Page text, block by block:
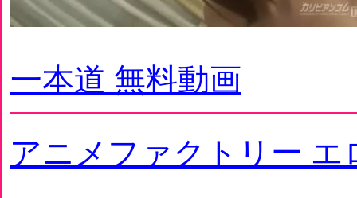
一本道 無料動画
アニメファクトリー